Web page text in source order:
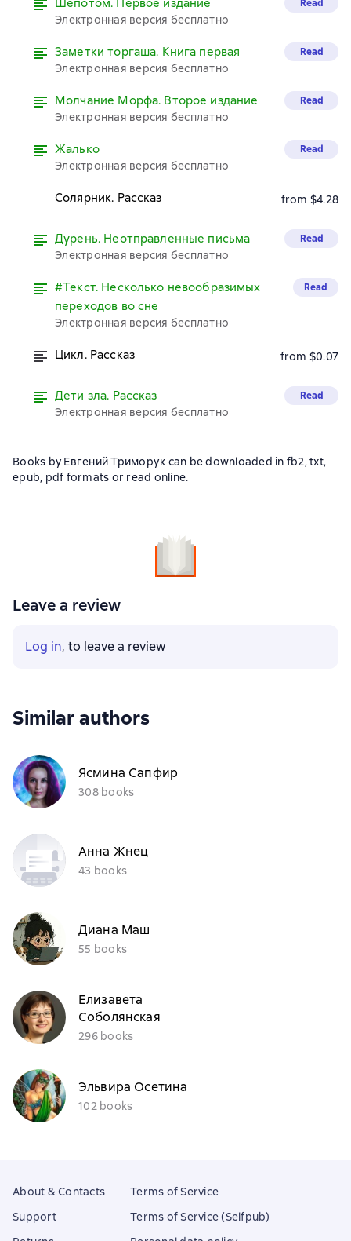
Шепотом. Первое издание
Электронная версия бесплатно
Read
Заметки торгаша. Книга первая
Электронная версия бесплатно
Read
Молчание Морфа. Второе издание
Электронная версия бесплатно
Read
Жалько
Электронная версия бесплатно
Read
Солярник. Рассказ from $4.28
Дурень. Неотправленные письма
Электронная версия бесплатно
Read
#Текст. Несколько невообразимых
переходов во сне
Электронная версия бесплатно
Read
Цикл. Рассказ from $0.07
Дети зла. Рассказ
Электронная версия бесплатно
Read
Books by Евгений Триморук can be downloaded in fb2, txt,
epub, pdf formats or read online.
Leave a review
Log in, to leave a review
Similar authors
Ясмина Сапфир
308 books
Анна Жнец
43 books
Диана Маш
55 books
Елизавета
Соболянская
296 books
Эльвира Осетина
102 books
About & Contacts
Support
Terms of Service
Terms of Service (Selfpub)